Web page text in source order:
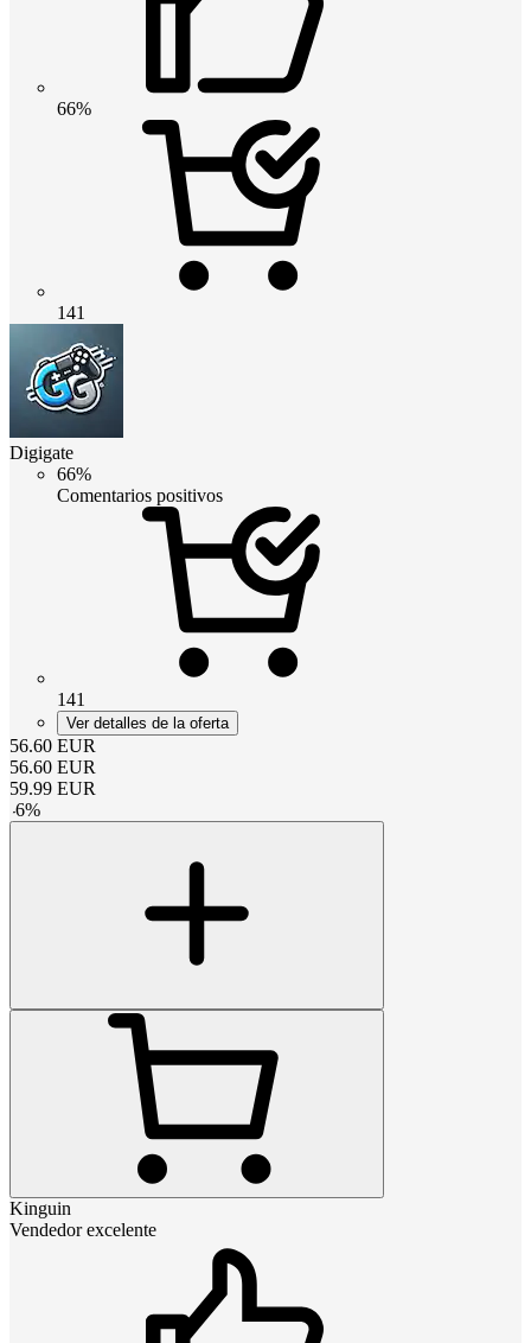
66%
141
Digigate
66%
Comentarios positivos
141
Ver detalles de la oferta
56.60 EUR
56.60 EUR
59.99 EUR
-6%
Kinguin
Vendedor excelente